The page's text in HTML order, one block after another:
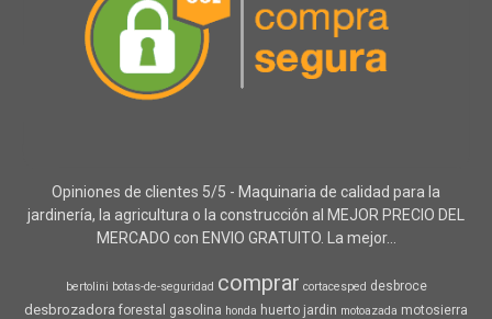
Opiniones de clientes 5/5 - Maquinaria de calidad para la
jardinería, la agricultura o la construcción al MEJOR PRECIO DEL
MERCADO con ENVIO GRATUITO. La mejor...
bertolini botas-de-seguridad comprar cortacesped desbroce
desbrozadora forestal gasolina honda huerto jardin motoazada motosierra